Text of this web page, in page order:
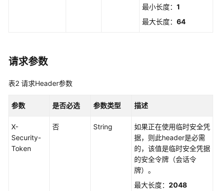
例
属
最小长度： 1
最大长度： 64
请求参数
表2 请求Header参数
参数 是否必选 参数类型 描述
X-
Security-
Token
否 String
如果正在使用临时安全凭
据，则此header是必需
的，该值是临时安全凭据
的安全令牌（会话令
牌）。
最大长度： 2048